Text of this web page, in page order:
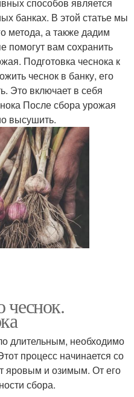
банках. В этой статье мы
метода, а также дадим
помогут вам сохранить
Подготовка чеснока к
чеснок в банку, его
Это включает в себя
После сбора урожая
высушить.
чеснок.
длительным, необходимо
процесс начинается со
яровым и озимым. От его
сбора.